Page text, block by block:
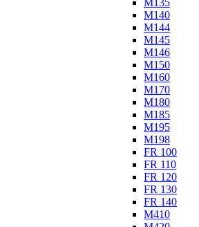
M135
M140
M144
M145
M146
M150
M160
M170
M180
M185
M195
M198
FR 100
FR 110
FR 120
FR 130
FR 140
M410